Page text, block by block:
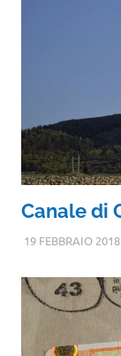
Canale di
19 FEBBRAIO 2018